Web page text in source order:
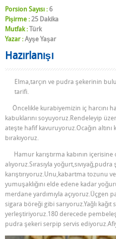
Porsion Sayısı : 6
Pişirme : 25 Dakika
Mutfak : Türk
Yazar : Ayşe Yaşar
Hazırlanışı
Elma,tarçın ve pudra şekerinin
tarifi.
Öncelikle kurabiyemizin iç harcını
kabuklarını soyuyoruz.Rendeleyip
ateşte hafif kavuruyoruz.Ocağın altını
bırakıyoruz.
Hamur karıştırma kabının içerisine
alıyoruz.Sırasıyla
karıştırıyoruz.Unu,kabartma tozunu
yumuşaklığını elde edene kadar
merdane yardımıyla açıyoruz.Üçgen
sigara böreği gibi sarıyoruz.Yağlı kağıt
yerleştiriyoruz.180 derecede
pudra şekeri serpip servis